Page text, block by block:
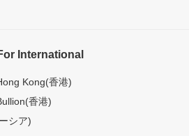
International
Kong(香港)
香港)
シア)